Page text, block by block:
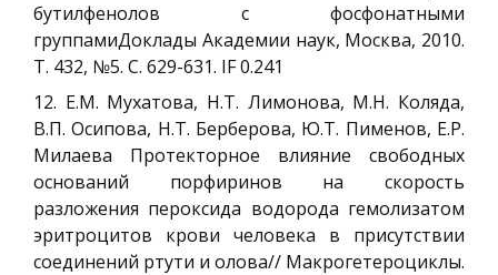
бутилфенолов с фосфонатными
группамиДоклады Академии наук, Москва, 2010.
Т. 432, №5. С. 629-631. IF 0.241
12. Е.М. Мухатова, Н.Т. Лимонова, М.Н. Коляда,
В.П. Осипова, Н.Т. Берберова, Ю.Т. Пименов, Е.Р.
Милаева Протекторное влияние свободных
оснований порфиринов на скорость
разложения пероксида водорода гемолизатом
эритроцитов крови человека в присутствии
соединений ртути и олова// Макрогетероциклы.